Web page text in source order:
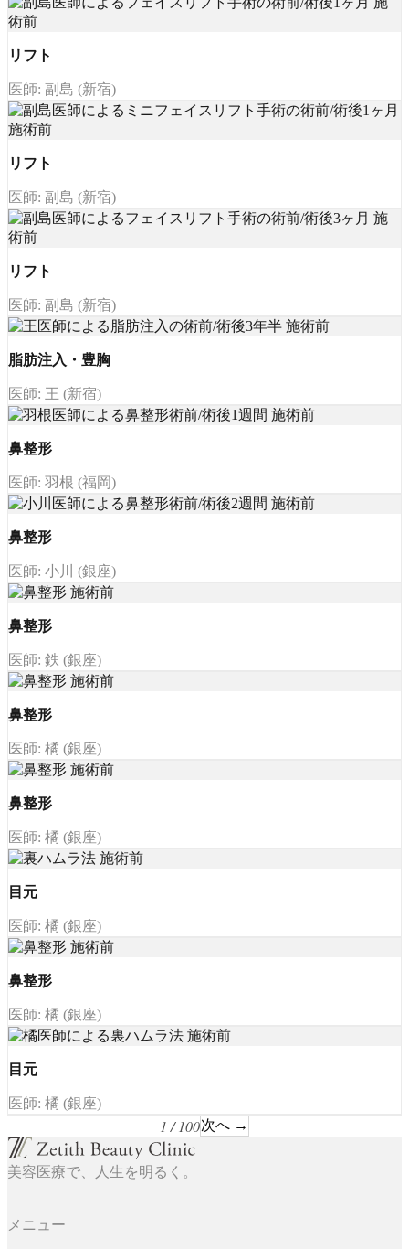
リフト
医師: 副島 (新宿)
リフト
医師: 副島 (新宿)
リフト
医師: 副島 (新宿)
脂肪注入・豊胸
医師: 王 (新宿)
鼻整形
医師: 羽根 (福岡)
鼻整形
医師: 小川 (銀座)
鼻整形
医師: 鉄 (銀座)
鼻整形
医師: 橘 (銀座)
鼻整形
医師: 橘 (銀座)
目元
医師: 橘 (銀座)
鼻整形
医師: 橘 (銀座)
目元
医師: 橘 (銀座)
1 / 100次へ →
美容医療で、人生を明るく。
メニュー